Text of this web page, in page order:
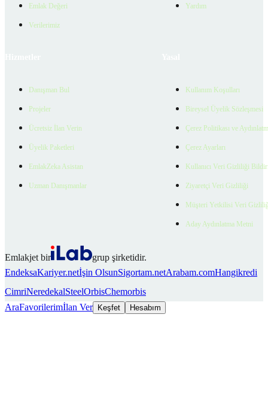
Emlak Değeri
Verilerimiz
Yardım
Danışman Bul
Projeler
Ücretsiz İlan Verin
Üyelik Paketleri
EmlakZeka Asistan
Uzman Danışmanlar
Kullanım Koşulları
Bireysel Üyelik Sözleşmesi
Çerez Politikası ve
Çerez Ayarları
Kullanıcı Veri Gizliliği
Ziyaretçi Veri Gizliliği
Müşteri Yetkilisi Veri
Aday Aydınlatma Metni
Emlakjet bir
grup şirketidir.
EndeksaKariyer.netİşin OlsunSigortam.netArabam.comHangikredi
CimriNeredekalSteelOrbisChemorbis
AraFavorilerimİlan Ver Keşfet Hesabım